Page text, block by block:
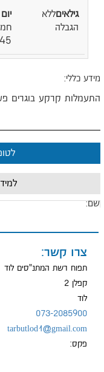
ללא
הגבלה
כללי:
קרקע בוגרים
צרו קשר:
תפוח רשת המתנ"סים לוד
קפלן 2
לוד
073-2085900
tarbutlod1@gmail.com
פקס: